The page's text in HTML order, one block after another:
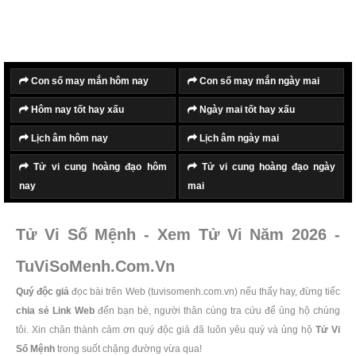
Con số may mắn hôm nay Con số may mắn ngày mai
Hôm nay tốt hay xấu Ngày mai tốt hay xấu
Lịch âm hôm nay Lịch âm ngày mai
Tử vi cung hoàng đạo hôm
nay
Tử vi cung hoàng đạo ngày
mai
Tử Vi Số Mệnh - Xem Tử Vi Năm 2026 -
TuViSoMenh.Com.Vn
Quý độc giả đọc bài trên Web (tuvisomenh.com.vn) nếu thấy hay, đừng tiếc
chia sẻ Link Web đến bạn bè, người thân cùng tra cứu để ủng hộ chúng
tôi. Xin chân thành cảm ơn quý độc giả đã luôn yêu quý và ủng hộ Tử Vi
Số Mệnh trong suốt chặng đường vừa qua!